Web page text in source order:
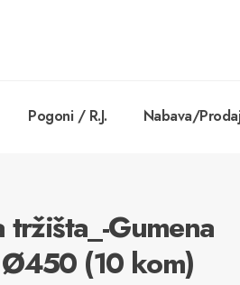
Pogoni / R.J. Nabava/
Gumena
Ø450 (10 kom)